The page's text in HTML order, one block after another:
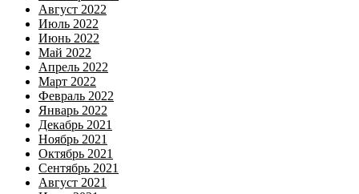
Август 2022
Июль 2022
Июнь 2022
Май 2022
Апрель 2022
Март 2022
Февраль 2022
Январь 2022
Декабрь 2021
Ноябрь 2021
Октябрь 2021
Сентябрь 2021
Август 2021